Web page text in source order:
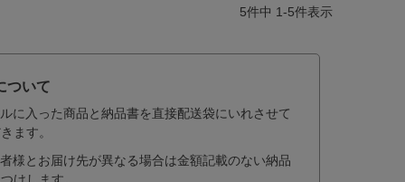
5件中 1-5件表示
ついて
に入った商品と納品書を直接配送袋にいれさせて
ます。
様とお届け先が異なる場合は金額記載のない納品